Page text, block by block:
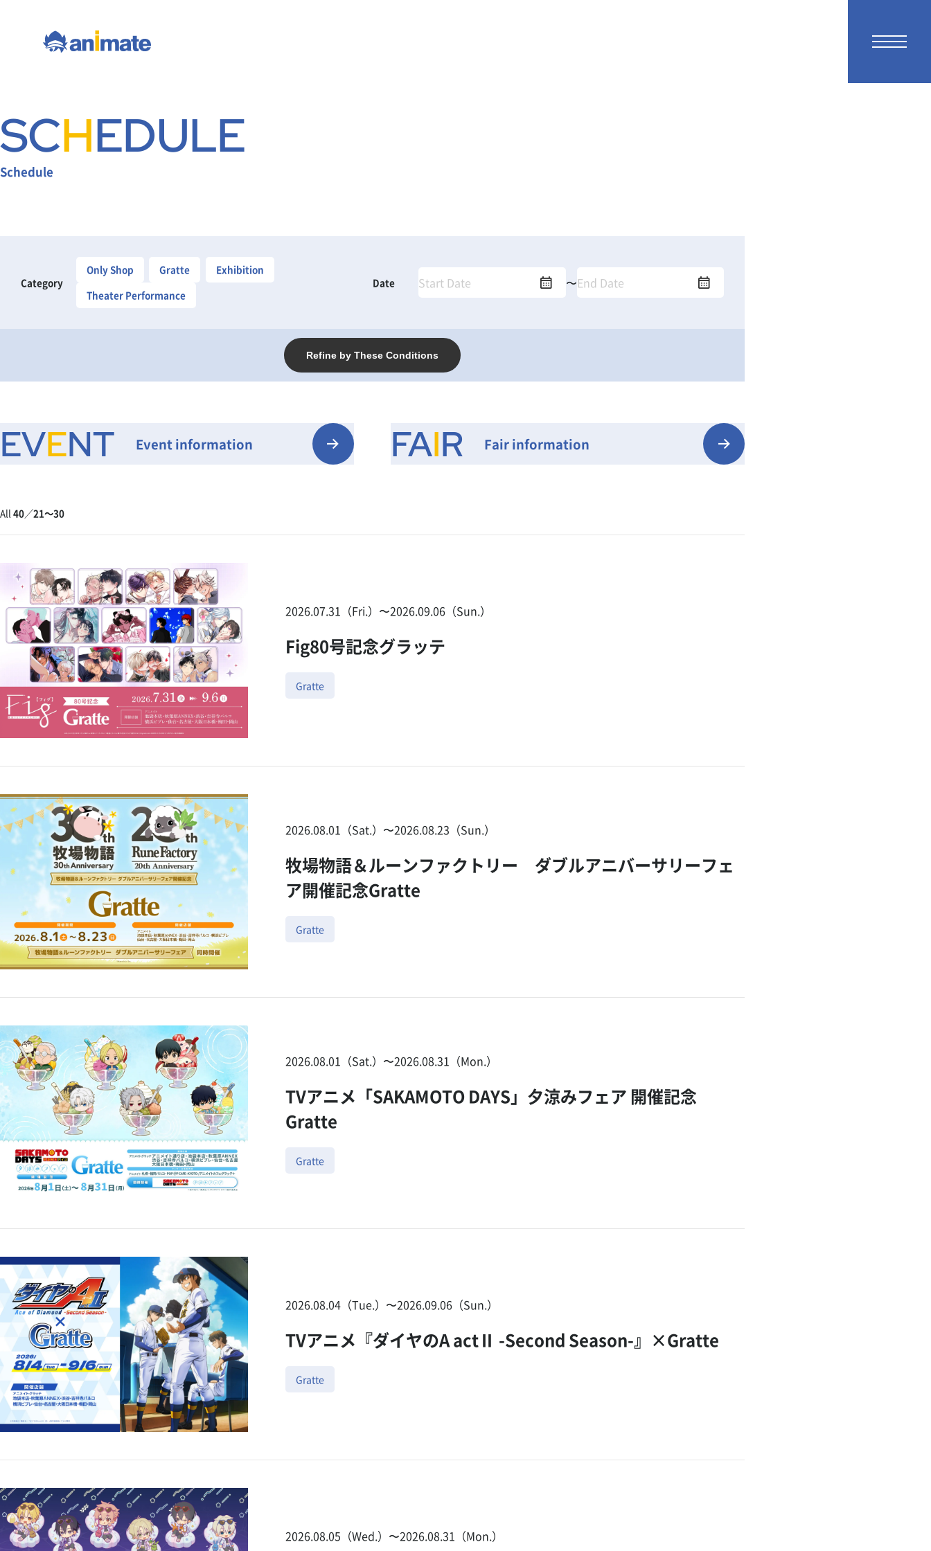
SCHEDULE
Schedule
Category
Only Shop Gratte
Exhibition
Theater Performance
Date 〜
Refine by These Conditions
EVENT Event information FAIR Fair information
All 40／21～30
2026.07.31（Fri.）〜2026.09.06（Sun.）
Fig80号記念グラッテ
Gratte
2026.08.01（Sat.）〜2026.08.23（Sun.）
牧場物語＆ルーンファクトリー ダブルアニバーサリーフェ
ア開催記念Gratte
Gratte
2026.08.01（Sat.）〜2026.08.31（Mon.）
TVアニメ「SAKAMOTO DAYS」夕涼みフェア 開催記念
Gratte
Gratte
2026.08.04（Tue.）〜2026.09.06（Sun.）
TVアニメ『ダイヤのA actⅡ -Second Season-』×Gratte
Gratte
2026.08.05（Wed.）〜2026.08.31（Mon.）